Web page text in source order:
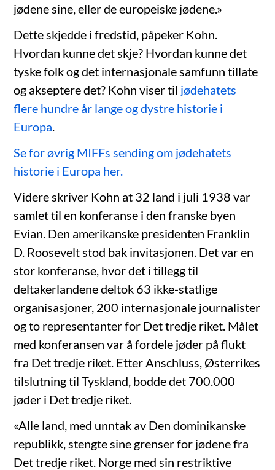
jødene sine, eller de europeiske jødene.»
Dette skjedde i fredstid, påpeker Kohn.
Hvordan kunne det skje? Hvordan kunne det
tyske folk og det internasjonale samfunn tillate
og akseptere det? Kohn viser til jødehatets
flere hundre år lange og dystre historie i
Europa
Se for øvrig MIFFs sending om jødehatets
historie i Europa her.
Videre skriver Kohn at 32 land i juli 1938 var
samlet til en konferanse i den franske byen
Evian. Den amerikanske presidenten Franklin
D. Roosevelt stod bak invitasjonen. Det var en
stor konferanse, hvor det i tillegg til
deltakerlandene deltok 63 ikke-statlige
organisasjoner, 200 internasjonale journalister
og to representanter for Det tredje riket. Målet
med konferansen var å fordele jøder på flukt
fra Det tredje riket. Etter Anschluss, Østerrikes
tilslutning til Tyskland, bodde det 700.000
jøder i Det tredje riket.
«Alle land, med unntak av Den dominikanske
republikk, stengte sine grenser for jødene fra
Det tredje riket. Norge med sin restriktive